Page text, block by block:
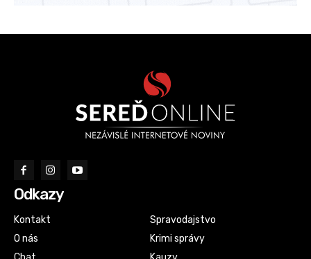
Odkazy
Kontakt
O nás
Spravodajstvo
Krimi správy